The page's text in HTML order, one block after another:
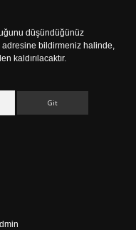
düşündüğünüz
adresine bildirmeniz halinde,
kaldırılacaktır.